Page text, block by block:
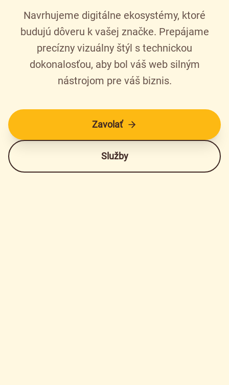
Navrhujeme digitálne ekosystémy, ktoré
budujú dôveru k vašej značke. Prepájame
precízny vizuálny štýl s technickou
dokonalosťou, aby bol váš web silným
nástrojom pre váš biznis.
Zavolať
Služby